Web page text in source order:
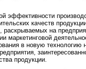
эффективности
качеств
раскрываемых на
маркетинговой
в новую технологию
продукции.